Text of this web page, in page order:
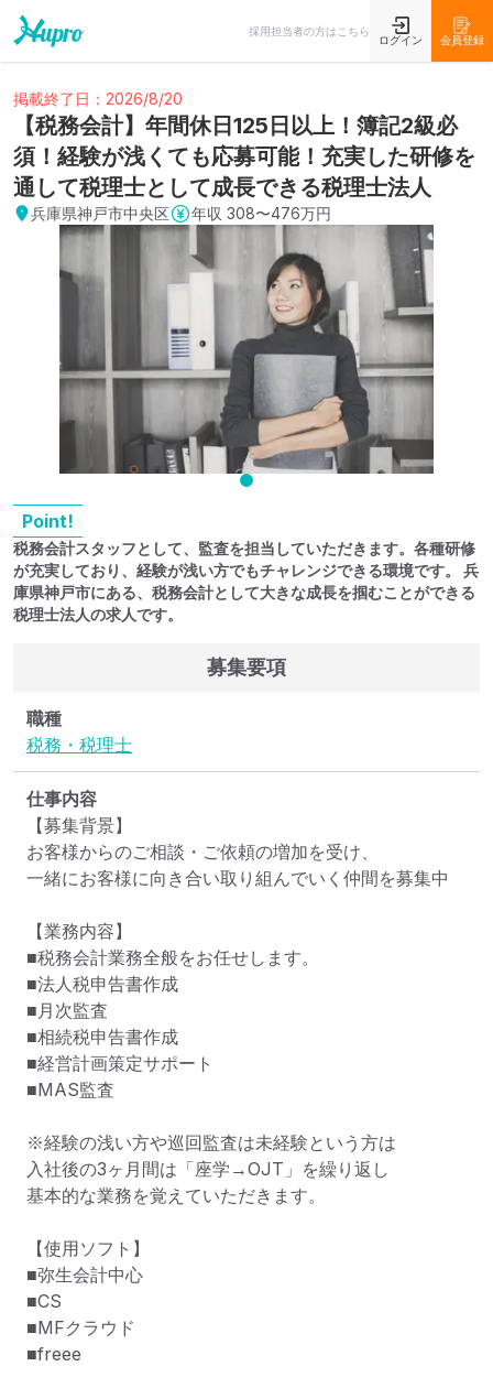
採用担当者の方はこちら
ログイン 会員登録
掲載終了日：2026/8/20
【税務会計】年間休日125日以上！簿記2級必
須！経験が浅くても応募可能！充実した研修を
通して税理士として成長できる税理士法人
兵庫県神戸市中央区 年収 308〜476万円
Point!
税務会計スタッフとして、監査を担当していただきます。各種研修
が充実しており、経験が浅い方でもチャレンジできる環境です。 兵
庫県神戸市にある、税務会計として大きな成長を掴むことができる
税理士法人の求人です。
募集要項
職種
税務・税理士
仕事内容
【募集背景】
お客様からのご相談・ご依頼の増加を受け、
一緒にお客様に向き合い取り組んでいく仲間を募集中
【業務内容】
■税務会計業務全般をお任せします。
■法人税申告書作成
■月次監査
■相続税申告書作成
■経営計画策定サポート
■MAS監査
※経験の浅い方や巡回監査は未経験という方は
入社後の3ヶ月間は「座学→OJT」を繰り返し
基本的な業務を覚えていただきます。
【使用ソフト】
■弥生会計中心
■CS
■MFクラウド
■freee